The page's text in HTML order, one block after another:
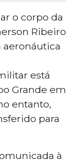
o corpo da
Ribeiro
aeronáutica
está
Grande em
entanto,
para
à